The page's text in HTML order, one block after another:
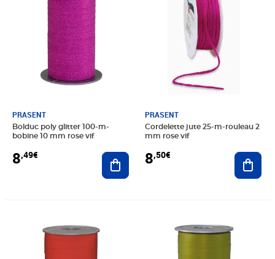
PRASENT
Bolduc poly glitter 100-m-
bobine 10 mm rose vif
8,49€ Ajouter au panier
PRASENT
Cordelette jute 25-m-rouleau 2
mm rose vif
8,50€